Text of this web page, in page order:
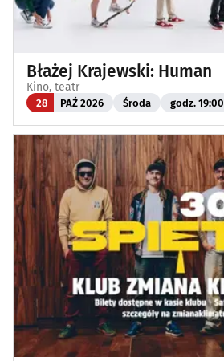
Błażej Krajewski: Human
Kino, teatr
28 PAŹ 2026 Środa godz. 19:00